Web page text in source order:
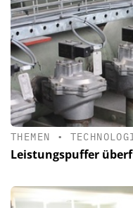
THEMEN •
Leistungspuffer